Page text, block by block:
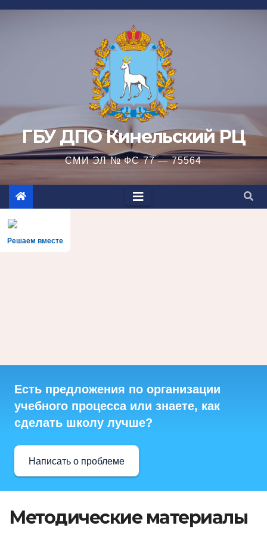
Перейти
ГБУ ДПО Кинельский РЦ
СМИ ЭЛ № ФС 77 — 75564
Решаем вместе
Есть предложения по организации
учебного процесса или знаете, как
сделать школу лучше?
Написать о проблеме
Методические материалы